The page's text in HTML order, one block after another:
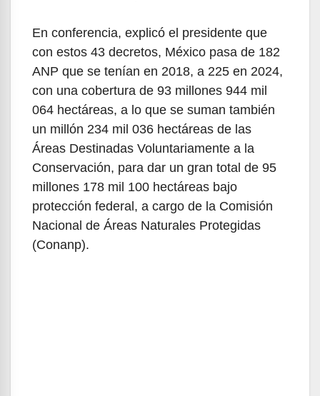
En conferencia, explicó el presidente que
con estos 43 decretos, México pasa de 182
ANP que se tenían en 2018, a 225 en 2024,
con una cobertura de 93 millones 944 mil
064 hectáreas, a lo que se suman también
un millón 234 mil 036 hectáreas de las
Áreas Destinadas Voluntariamente a la
Conservación, para dar un gran total de 95
millones 178 mil 100 hectáreas bajo
protección federal, a cargo de la Comisión
Nacional de Áreas Naturales Protegidas
(Conanp).